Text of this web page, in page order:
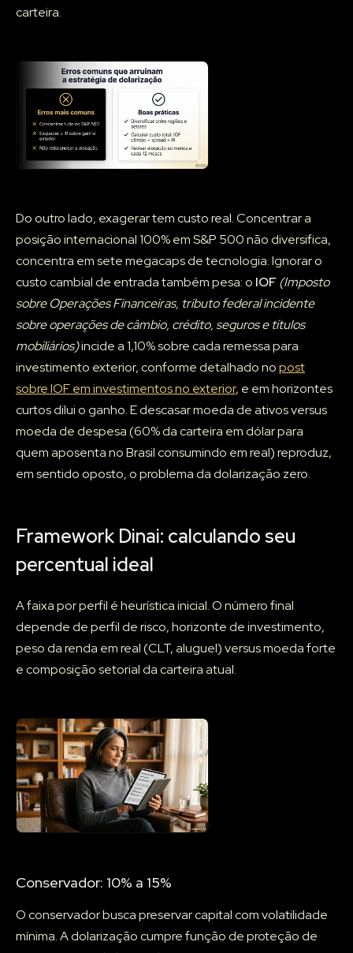
carteira.
Do outro lado, exagerar tem custo real. Concentrar a
posição internacional 100% em S&P 500 não diversifica,
concentra em sete megacaps de tecnologia. Ignorar o
custo cambial de entrada também pesa: o IOF(Imposto
sobre Operações Financeiras, tributo federal incidente
sobre operações de câmbio, crédito, seguros e títulos
mobiliários)incide a 1,10% sobre cada remessa para
investimento exterior, conforme detalhado nopost
sobre IOF em investimentos no exterior, e em horizontes
curtos dilui o ganho. E descasar moeda de ativos versus
moeda de despesa (60% da carteira em dólar para
quem aposenta no Brasil consumindo em real) reproduz,
em sentido oposto, o problema da dolarização zero.
Framework Dinai: calculando seu
percentual ideal
A faixa por perfil é heurística inicial. O número final
depende de perfil de risco, horizonte de investimento,
peso da renda em real (CLT, aluguel) versus moeda forte
e composição setorial da carteira atual.
Conservador: 10% a 15%
O conservador busca preservar capital com volatilidade
mínima. A dolarização cumpre função de proteção de